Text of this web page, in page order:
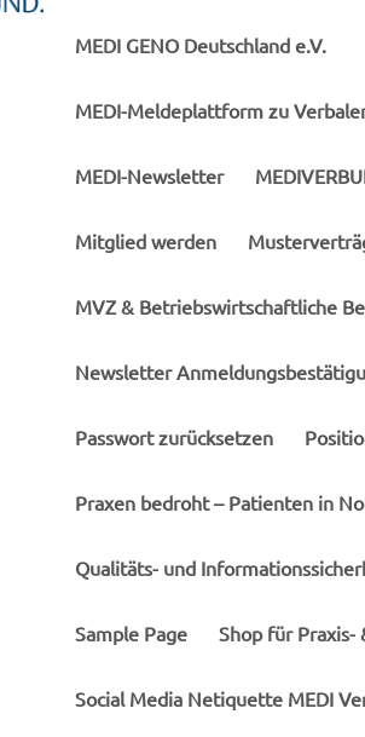
MEDI GENO Deutschland e.V.
MEDI-Meldeplattform zu
MEDI-Newsletter
Mitglied werden
MVZ & Betriebswirtschaftliche
Newsletter
Passwort zurücksetzen
Praxen bedroht – Patienten in
Qualitäts- und
Sample Page Shop für Praxis-
Social Media Netiquette MEDI